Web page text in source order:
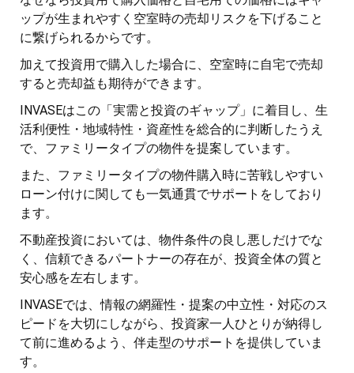
ップが生まれやすく空室時の売却リスクを下げること
に繋げられるからです。
加えて投資用で購入した場合に、空室時に自宅で売却
すると売却益も期待ができます。
INVASEはこの「実需と投資のギャップ」に着目し、生
活利便性・地域特性・資産性を総合的に判断したうえ
で、ファミリータイプの物件を提案しています。
また、ファミリータイプの物件購入時に苦戦しやすい
ローン付けに関しても一気通貫でサポートをしており
ます。
不動産投資においては、物件条件の良し悪しだけでな
く、信頼できるパートナーの存在が、投資全体の質と
安心感を左右します。
INVASEでは、情報の網羅性・提案の中立性・対応のス
ピードを大切にしながら、投資家一人ひとりが納得し
て前に進めるよう、伴走型のサポートを提供していま
す。